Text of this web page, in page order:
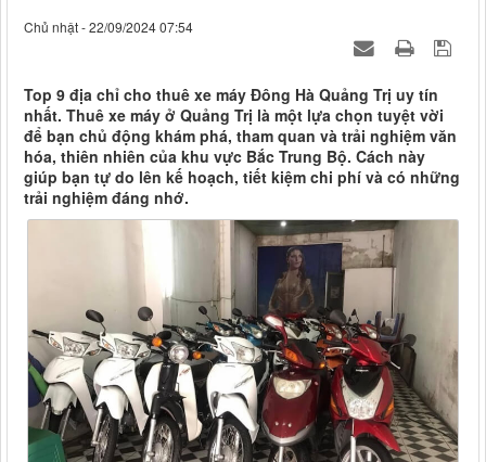
Chủ nhật - 22/09/2024 07:54
Top 9 địa chỉ cho thuê xe máy Đông Hà Quảng Trị uy tín
nhất. Thuê xe máy ở Quảng Trị là một lựa chọn tuyệt vời
để bạn chủ động khám phá, tham quan và trải nghiệm văn
hóa, thiên nhiên của khu vực Bắc Trung Bộ. Cách này
giúp bạn tự do lên kế hoạch, tiết kiệm chi phí và có những
trải nghiệm đáng nhớ.